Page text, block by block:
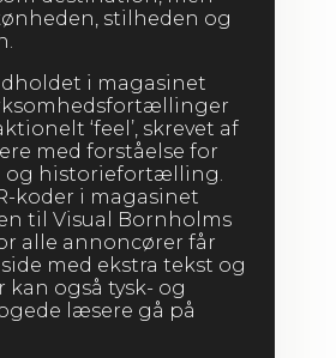
stilheden og
i magasinet
‘feel’, skrevet af
med forståelse for
og historiefortælling.
koder i magasinet
til Visual Bornholms
alle annoncører får
med ekstra tekst og
kan også tysk- og
læsere gå på